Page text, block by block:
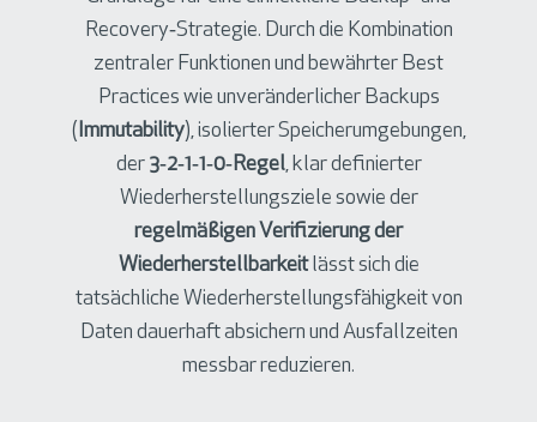
D
Recovery‑Strategie. Durch die Kombination
zentraler Funktionen und bewährter Best
Practices wie unveränderlicher Backups
( Immutability), isolierter Speicherumgebungen,
der 3‑2‑1‑1‑0‑Regel, klar definierter
Wiederherstellungsziele sowie der
regelmäßigen Verifizierung der
Wiederherstellbarkeitlässt sich die
tatsächliche Wiederherstellungsfähigkeit von
Daten dauerhaft absichern und Ausfallzeiten
messbar reduzieren.